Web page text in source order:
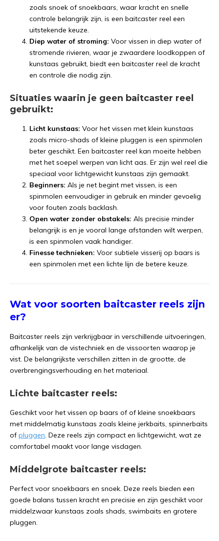
zoals snoek of snoekbaars, waar kracht en snelle
controle belangrijk zijn, is een baitcaster reel een
uitstekende keuze.
Diep water of stroming: Voor vissen in diep water of
stromende rivieren, waar je zwaardere loodkoppen of
kunstaas gebruikt, biedt een baitcaster reel de kracht
en controle die nodig zijn.
Situaties waarin je geen baitcaster reel
gebruikt:
Licht kunstaas: Voor het vissen met klein kunstaas
zoals micro-shads of kleine pluggen is een spinmolen
beter geschikt. Een baitcaster reel kan moeite hebben
met het soepel werpen van licht aas. Er zijn wel reel die
speciaal voor lichtgewicht kunstaas zijn gemaakt.
Beginners: Als je net begint met vissen, is een
spinmolen eenvoudiger in gebruik en minder gevoelig
voor fouten zoals backlash.
Open water zonder obstakels: Als precisie minder
belangrijk is en je vooral lange afstanden wilt werpen,
is een spinmolen vaak handiger.
Finesse technieken: Voor subtiele visserij op baars is
een spinmolen met een lichte lijn de betere keuze.
Wat voor soorten baitcaster reels zijn
er?
Baitcaster reels zijn verkrijgbaar in verschillende uitvoeringen,
afhankelijk van de vistechniek en de vissoorten waarop je
vist. De belangrijkste verschillen zitten in de grootte, de
overbrengingsverhouding en het materiaal.
Lichte baitcaster reels:
Geschikt voor het vissen op baars of of kleine snoekbaars
met middelmatig kunstaas zoals kleine jerkbaits, spinnerbaits
of pluggen. Deze reels zijn compact en lichtgewicht, wat ze
comfortabel maakt voor lange visdagen.
Middelgrote baitcaster reels:
Perfect voor snoekbaars en snoek. Deze reels bieden een
goede balans tussen kracht en precisie en zijn geschikt voor
middelzwaar kunstaas zoals shads, swimbaits en grotere
pluggen.